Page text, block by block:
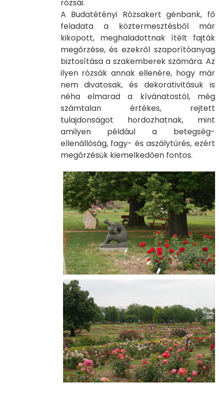
rózsái.
A Budatétényi Rózsakert génbank, fő
feladata a köztermesztésből már
kikopott, meghaladottnak ítélt fajták
megőrzése, és ezekről szaporítóanyag
biztosítása a szakemberek számára. Az
ilyen rózsák annak ellenére, hogy már
nem divatosak, és dekorativitásuk is
néha elmarad a kívánatostól, még
számtalan értékes, rejtett
tulajdonságot hordozhatnak, mint
amilyen például a betegség-
ellenállóság, fagy- és aszálytűrés, ezért
megőrzésük kiemelkedően fontos.